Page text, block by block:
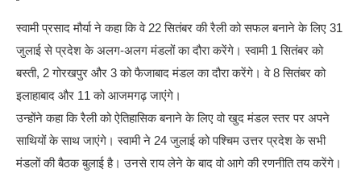
स्वामी प्रसाद मौर्या ने कहा कि वे 22 सितंबर की रैली को सफल बनाने के लिए 31
जुलाई से प्रदेश के अलग-अलग मंडलों का दौरा करेंगे। स्वामी 1 सितंबर को
बस्ती, 2 गोरखपुर और 3 को फैजाबाद मंडल का दौरा करेंगे। वे 8 सितंबर को
इलाहाबाद और 11 को आजमगढ़ जाएंगे।
उन्होंने कहा कि रैली को ऐतिहासिक बनाने के लिए वो खुद मंडल स्तर पर अपने
साथियों के साथ जाएंगे। स्वामी ने 24 जुलाई को पश्चिम उत्तर प्रदेश के सभी
मंडलों की बैठक बुलाई है। उनसे राय लेने के बाद वो आगे की रणनीति तय करेंगे।